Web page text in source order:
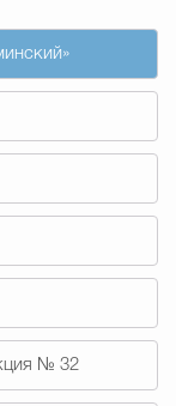
Социальная
№ 32